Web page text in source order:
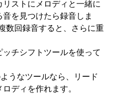
ストにメロディと一緒に
を見つけたら録音しま
数回録音すると、さらに重
チシフトツールを使って
うなツールなら、リード
ディを作れます。